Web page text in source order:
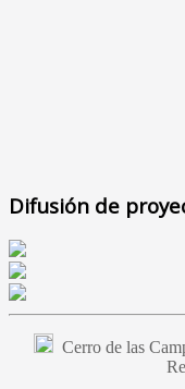
Difusión de
Cerro de las